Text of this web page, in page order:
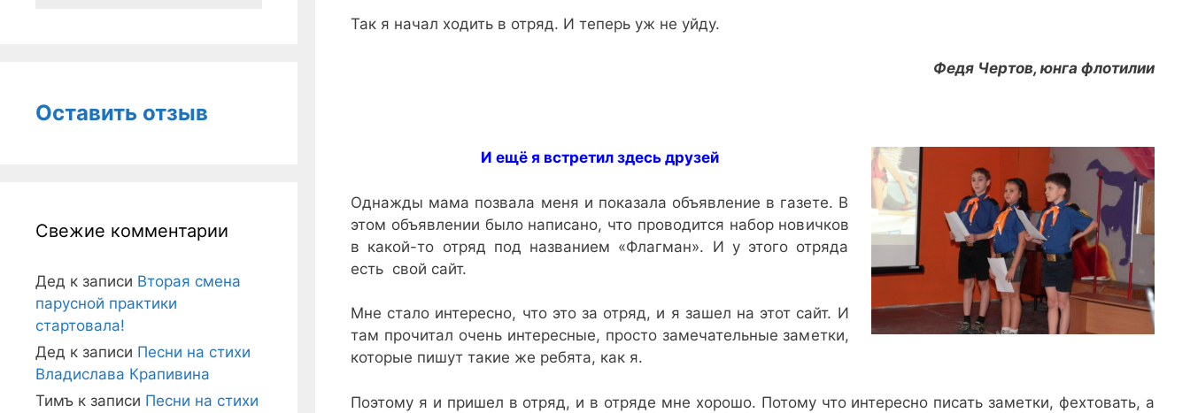
Так я начал ходить в отряд. И теперь уж не уйду.
Федя Чертов, юнга флотилии
И ещё я встретил здесь друзей
Однажды мама позвала меня и показала объявление в газете. В
этом объявлении было написано, что проводится набор новичков
в какой-то отряд под названием «Флагман». И у этого отряда
есть свой сайт.
Мне стало интересно, что это за отряд, и я зашел на этот сайт. И
там прочитал очень интересные, просто замечательные заметки,
которые пишут такие же ребята, как я.
Поэтому я и пришел в отряд, и в отряде мне хорошо. Потому что интересно писать заметки, фехтовать, а
Оставить отзыв
Свежие комментарии
Дед к записи Вторая смена
парусной практики
стартовала!
Дед к записи Песни на стихи
Владислава Крапивина
Тимъ к записи Песни на стихи